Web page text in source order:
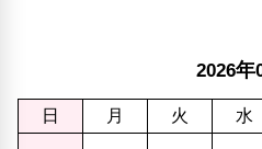
2026年
日 月 火 水